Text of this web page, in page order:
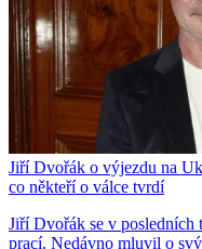
Jiří Dvořák o výjezdu na
co někteří o válce tvrdí
Jiří Dvořák se v posledních
prací. Nedávno mluvil o